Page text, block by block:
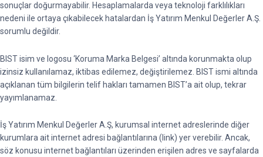
sonuçlar doğurmayabilir. Hesaplamalarda veya teknoloji farklılıkları
nedeni ile ortaya çıkabilecek hatalardan İş Yatırım Menkul Değerler A.Ş.
sorumlu değildir.
BIST isim ve logosu ‘Koruma Marka Belgesi’ altında korunmakta olup
izinsiz kullanılamaz, iktibas edilemez, değiştirilemez. BIST ismi altında
açıklanan tüm bilgilerin telif hakları tamamen BIST’a ait olup, tekrar
yayımlanamaz.
İş Yatırım Menkul Değerler A.Ş, kurumsal internet adreslerinde diğer
kurumlara ait internet adresi bağlantılarına (link) yer verebilir. Ancak,
söz konusu internet bağlantıları üzerinden erişilen adres ve sayfalarda